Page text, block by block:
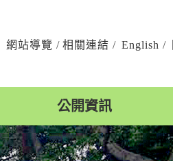
網站導覽 / 相關連結 / English /
公開資訊